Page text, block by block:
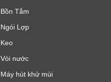
Bồn Tắm
Ngói Lợp
Keo
Vòi nước
Máy hút khử mùi